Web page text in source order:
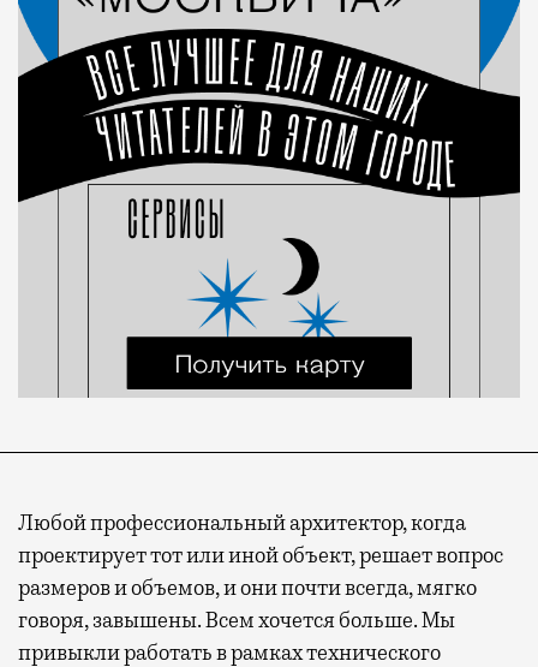
Любой профессиональный архитектор, когда
проектирует тот или иной объект, решает вопрос
размеров и объемов, и они почти всегда, мягко
говоря, завышены. Всем хочется больше. Мы
привыкли работать в рамках технического